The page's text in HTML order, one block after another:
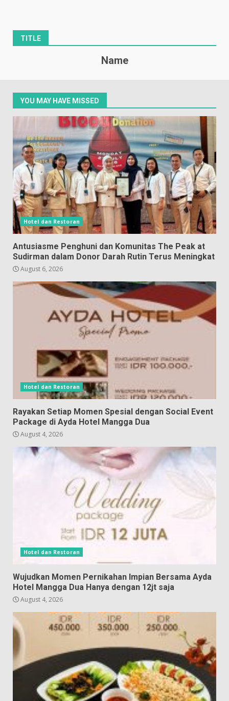
TITLE
Name
YOU MAY HAVE MISSED
Hotel dan Restoran
Antusiasme Penghuni dan Komunitas The Peak at
Sudirman dalam Donor Darah Rutin Terus Meningkat
August 6, 2026
Hotel dan Restoran
Rayakan Setiap Momen Spesial dengan Social Event
Package di Ayda Hotel Mangga Dua
August 4, 2026
Hotel dan Restoran
Wujudkan Momen Pernikahan Impian Bersama Ayda
Hotel Mangga Dua Hanya dengan 12jt saja
August 4, 2026